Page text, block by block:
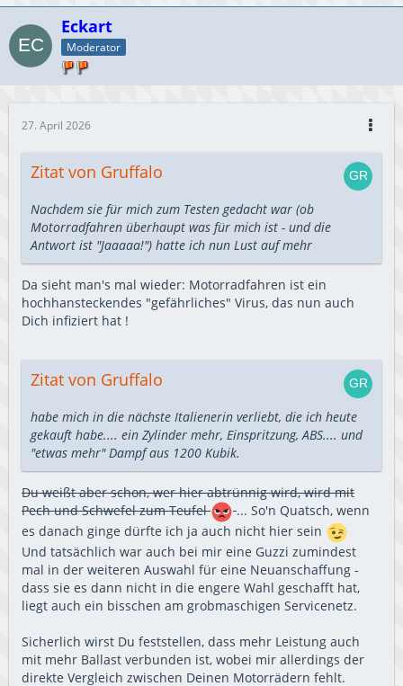
Eckart
Moderator
27. April 2026
Zitat von Gruffalo
Nachdem sie für mich zum Testen gedacht war (ob
Motorradfahren überhaupt was für mich ist - und die
Antwort ist "Jaaaaa!") hatte ich nun Lust auf mehr
Da sieht man's mal wieder: Motorradfahren ist ein
hochhansteckendes "gefährliches" Virus, das nun auch
Dich infiziert hat !
Zitat von Gruffalo
habe mich in die nächste Italienerin verliebt, die ich heute
gekauft habe.... ein Zylinder mehr, Einspritzung, ABS.... und
"etwas mehr" Dampf aus 1200 Kubik.
Du weißt aber schon, wer hier abtrünnig wird, wird mit
Pech und Schwefel zum Teufel
... So'n Quatsch, wenn
es danach ginge dürfte ich ja auch nicht hier sein
Und tatsächlich war auch bei mir eine Guzzi zumindest
mal in der weiteren Auswahl für eine Neuanschaffung -
dass sie es dann nicht in die engere Wahl geschafft hat,
liegt auch ein bisschen am grobmaschigen Servicenetz.
Sicherlich wirst Du feststellen, dass mehr Leistung auch
mit mehr Ballast verbunden ist, wobei mir allerdings der
direkte Vergleich zwischen Deinen Motorrädern fehlt.